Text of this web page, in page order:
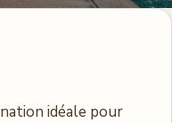
idéale pour